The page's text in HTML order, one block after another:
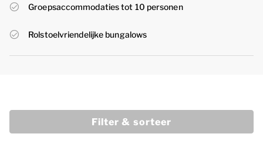
Groepsaccommodaties tot 10 personen
Rolstoelvriendelijke bungalows
Filter & sorteer